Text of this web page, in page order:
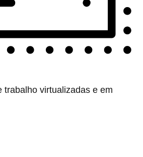
trabalho virtualizadas e em